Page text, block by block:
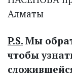
Алматы
P.S. Мы
чтобы